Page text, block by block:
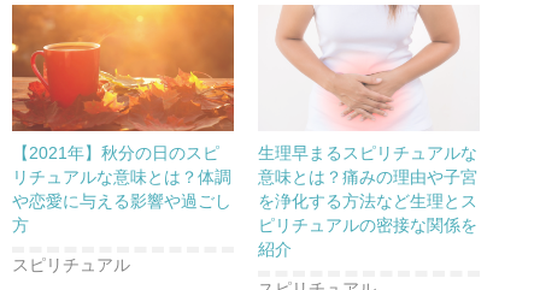
【2021年】秋分の日のスピ
リチュアルな意味とは？体調
や恋愛に与える影響や過ごし
方
スピリチュアル
生理早まるスピリチュアルな
意味とは？痛みの理由や子宮
を浄化する方法など生理とス
ピリチュアルの密接な関係を
紹介